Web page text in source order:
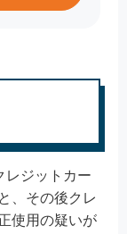
レジットカー
、その後クレ
使用の疑いが